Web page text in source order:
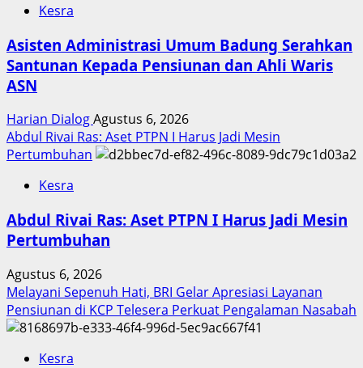
Kesra
Asisten Administrasi Umum Badung Serahkan
Santunan Kepada Pensiunan dan Ahli Waris
ASN
Harian DialogAgustus 6, 2026
Abdul Rivai Ras: Aset PTPN I Harus Jadi Mesin
Pertumbuhan
Kesra
Abdul Rivai Ras: Aset PTPN I Harus Jadi Mesin
Pertumbuhan
Agustus 6, 2026
Melayani Sepenuh Hati, BRI Gelar Apresiasi Layanan
Pensiunan di KCP Telesera Perkuat Pengalaman Nasabah
Kesra